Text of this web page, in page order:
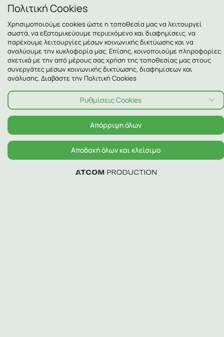
Πολιτική Cookies
Χρησιμοποιούμε cookies ώστε η τοποθεσία μας να λειτουργεί
σωστά, να εξατομικεύουμε περιεχόμενο και διαφημίσεις, να
παρέχουμε λειτουργίες μέσων κοινωνικής δικτύωσης και να
αναλύουμε την κυκλοφορία μας. Επίσης, κοινοποιούμε πληροφορίες
σχετικά με την από μέρους σας χρήση της τοποθεσίας μας στους
συνεργάτες μέσων κοινωνικής δικτύωσης, διαφημίσεων και
ανάλυσης. Διαβάστε την Πολιτική Cookies
Ρυθμίσεις Cookies
Απόρριψη όλων
Αποδοχή όλων και κλείσιμο